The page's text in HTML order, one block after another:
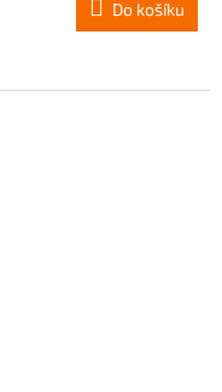
Do košíku